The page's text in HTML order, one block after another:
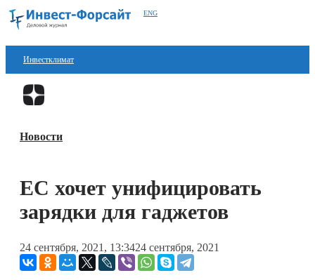
ENG
Инвестклимат
Финансы
Блокчейн
Книги
Новости
ЕС хочет унифицировать
зарядки для гаджетов
24 сентября, 2021, 13:3424 сентября, 2021